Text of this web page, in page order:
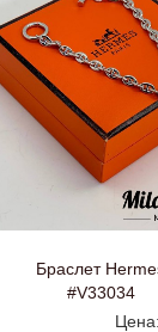
Браслет
#V33034
Цена: